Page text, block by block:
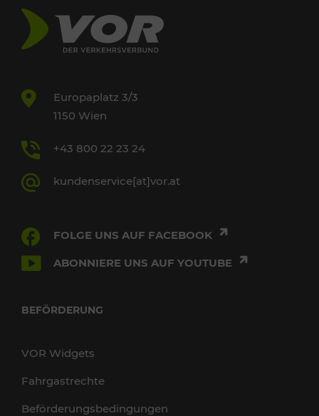
Europaplatz 3/3
1150 Wien
+43 800 22 23 24
kundenservice[at]vor.at
FOLGE UNS AUF FACEBOOK
ABONNIERE UNS AUF YOUTUBE
BEFÖRDERUNG
VOR Widgets
Fahrgastrechte
Beförderungsbedingungen